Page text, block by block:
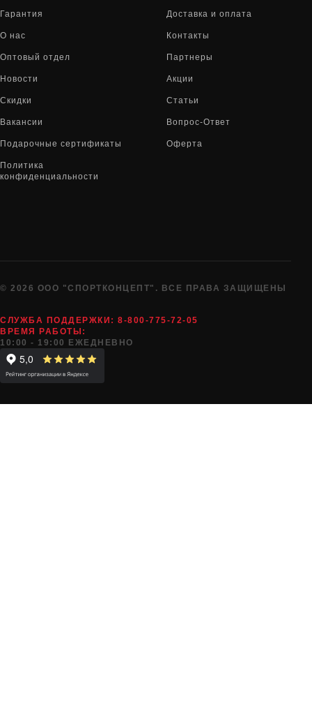
Гарантия Доставка и оплата
О нас Контакты
Оптовый отдел Партнеры
Новости Акции
Скидки Статьи
Вакансии Вопрос-Ответ
Подарочные сертификаты Оферта
Политика
конфиденциальности
© 2026 ООО "СПОРТКОНЦЕПТ". ВСЕ ПРАВА ЗАЩИЩЕНЫ
СЛУЖБА ПОДДЕРЖКИ: 8-800-775-72-05
ВРЕМЯ РАБОТЫ:
10:00 - 19:00 ЕЖЕДНЕВНО